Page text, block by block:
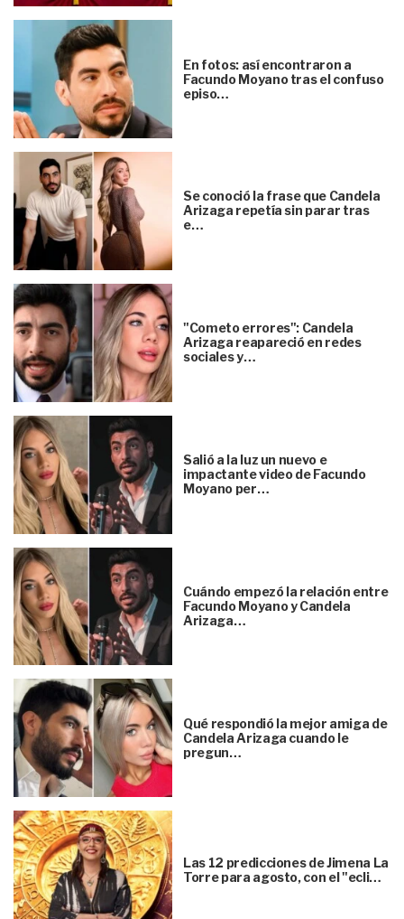
En fotos: así encontraron a
Facundo Moyano tras el confuso
episo…
Se conoció la frase que Candela
Arizaga repetía sin parar tras
e…
"Cometo errores": Candela
Arizaga reapareció en redes
sociales y…
Salió a la luz un nuevo e
impactante video de Facundo
Moyano per…
Cuándo empezó la relación entre
Facundo Moyano y Candela
Arizaga…
Qué respondió la mejor amiga de
Candela Arizaga cuando le
pregun…
Las 12 predicciones de Jimena La
Torre para agosto, con el "ecli…